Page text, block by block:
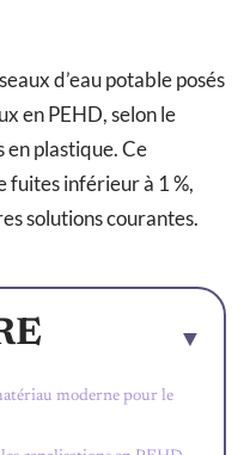
d’eau potable posés
en PEHD, selon le
en plastique. Ce
fuites inférieur à 1 %,
solutions courantes.
moderne pour le